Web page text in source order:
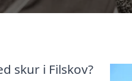
skur i Filskov?